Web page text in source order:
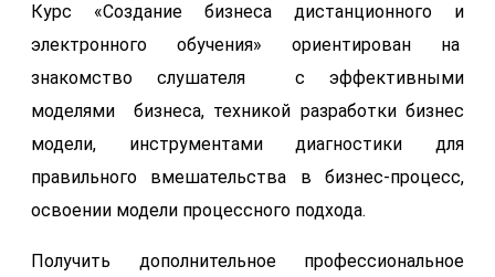
Курс «Создание бизнеса дистанционного и
электронного обучения» ориентирован на
знакомство слушателя с эффективными
моделями бизнеса, техникой разработки бизнес
модели, инструментами диагностики для
правильного вмешательства в бизнес-процесс,
освоении модели процессного подхода.
Получить дополнительное профессиональное